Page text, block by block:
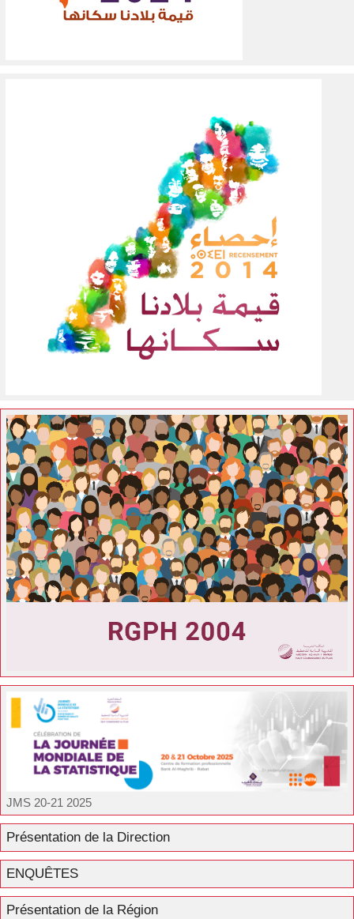
JMS 20-21 2025
Présentation de la Direction
ENQUÊTES
Présentation de la Région